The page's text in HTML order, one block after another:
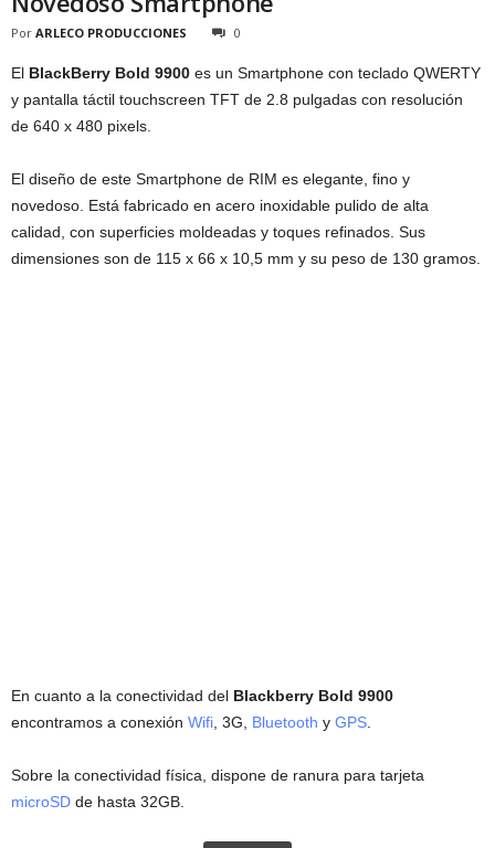
Por ARLECO PRODUCCIONES 0
El BlackBerry Bold 9900 es un Smartphone con teclado QWERTY
y pantalla táctil touchscreen TFT de 2.8 pulgadas con resolución
de 640 x 480 pixels.
El diseño de este Smartphone de RIM es elegante, fino y
novedoso. Está fabricado en acero inoxidable pulido de alta
calidad, con superficies moldeadas y toques refinados. Sus
dimensiones son de 115 x 66 x 10,5 mm y su peso de 130 gramos.
En cuanto a la conectividad del Blackberry Bold 9900
encontramos a conexión Wifi, 3G, Bluetooth y GPS.
Sobre la conectividad física, dispone de ranura para tarjeta
microSD de hasta 32GB.